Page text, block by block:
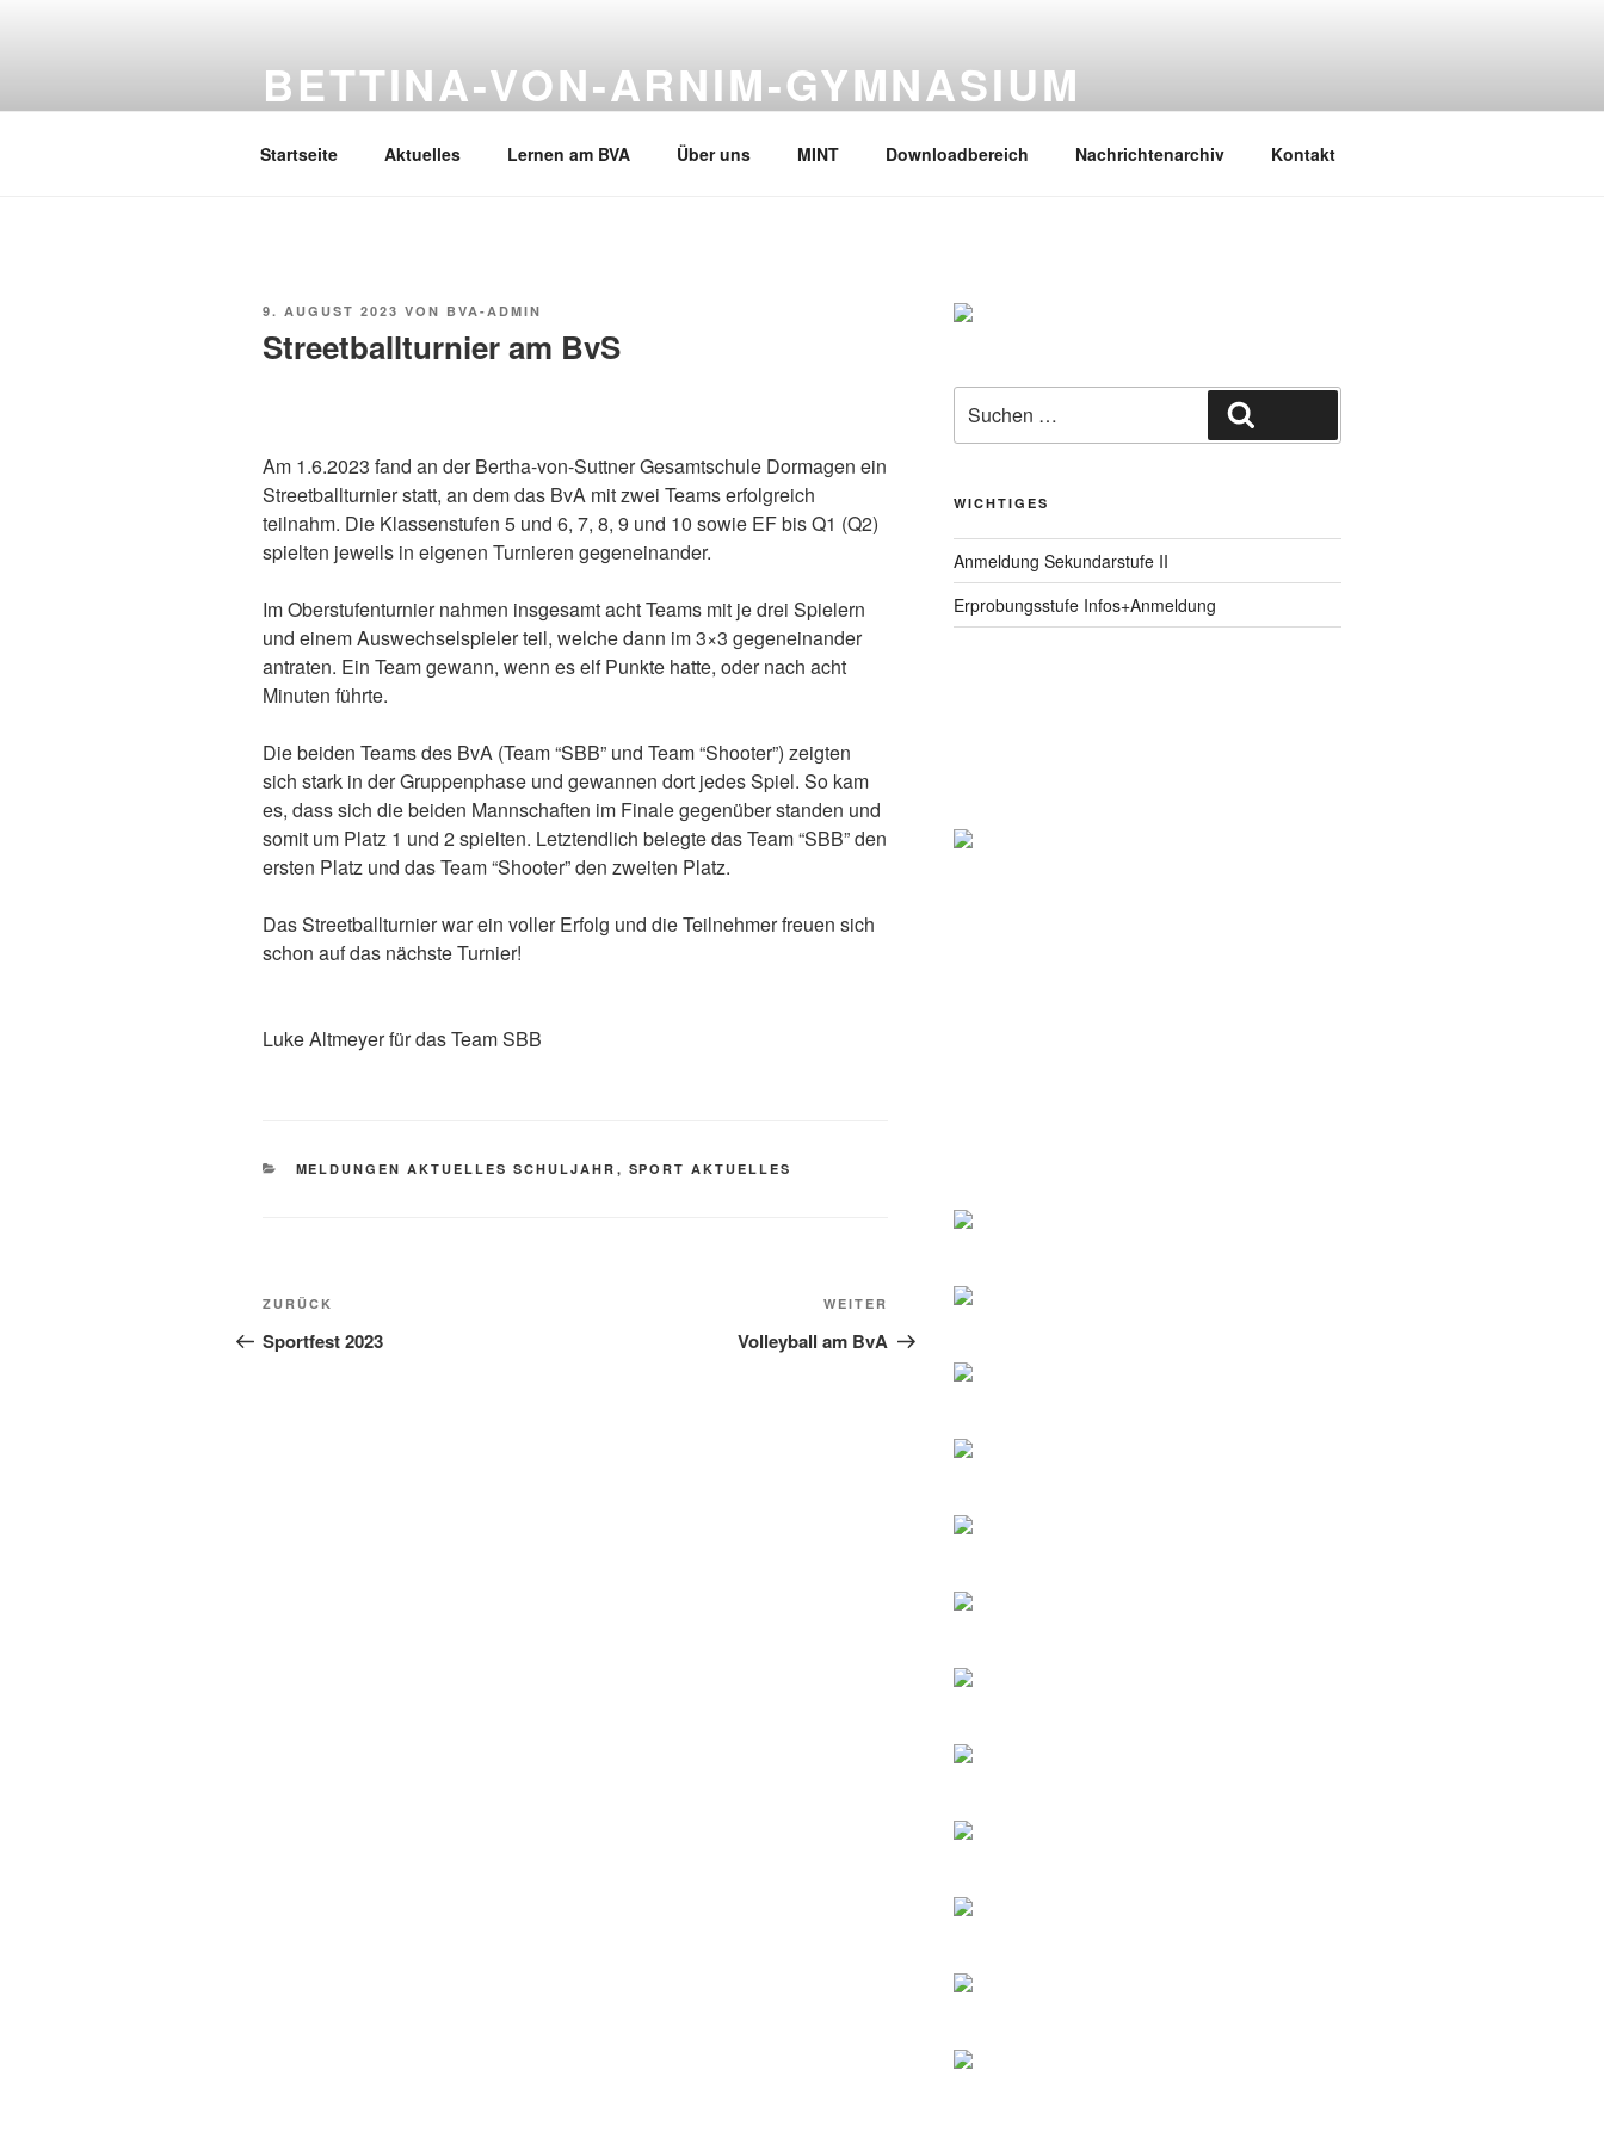
BETTINA-VON-ARNIM-GYMNASIUM
Startseite Aktuelles Lernen am BVA Über uns MINT Downloadbereich Nachrichtenarchiv Kontakt
VERÖFFENTLICHT
9. AUGUST 2023 VON BVA-ADMIN
Streetballturnier am BvS
Am 1.6.2023 fand an der Bertha-von-Suttner Gesamtschule Dormagen ein
Streetballturnier statt, an dem das BvA mit zwei Teams erfolgreich
teilnahm. Die Klassenstufen 5 und 6, 7, 8, 9 und 10 sowie EF bis Q1 (Q2)
spielten jeweils in eigenen Turnieren gegeneinander.
Im Oberstufenturnier nahmen insgesamt acht Teams mit je drei Spielern
und einem Auswechselspieler teil, welche dann im 3×3 gegeneinander
antraten. Ein Team gewann, wenn es elf Punkte hatte, oder nach acht
Minuten führte.
Die beiden Teams des BvA (Team “SBB” und Team “Shooter”) zeigten
sich stark in der Gruppenphase und gewannen dort jedes Spiel. So kam
es, dass sich die beiden Mannschaften im Finale gegenüber standen und
somit um Platz 1 und 2 spielten. Letztendlich belegte das Team “SBB” den
ersten Platz und das Team “Shooter” den zweiten Platz.
Das Streetballturnier war ein voller Erfolg und die Teilnehmer freuen sich
schon auf das nächste Turnier!
Luke Altmeyer für das Team SBB
KATEGORIEN
MELDUNGEN AKTUELLES SCHULJAHR , SPORT AKTUELLES
Beitragsnavigation
Vorheriger
Beitrag
ZURÜCK
Sportfest 2023
Nächster
Beitrag
WEITER
Volleyball am BvA
nach:
WICHTIGES
Anmeldung Sekundarstufe II
Erprobungsstufe Infos+Anmeldung